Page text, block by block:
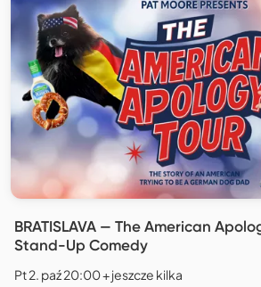
BRATISLAVA — The American
Stand-Up Comedy
Pt 2. paź 20:00 + jeszcze kilka